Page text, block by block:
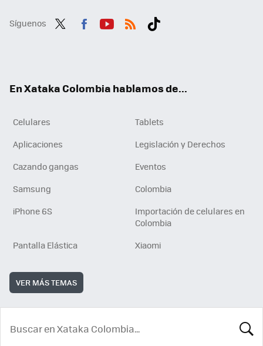
Síguenos
En Xataka Colombia hablamos de...
Celulares
Tablets
Aplicaciones
Legislación y Derechos
Cazando gangas
Eventos
Samsung
Colombia
iPhone 6S
Importación de celulares en
Colombia
Pantalla Elástica
Xiaomi
VER MÁS TEMAS